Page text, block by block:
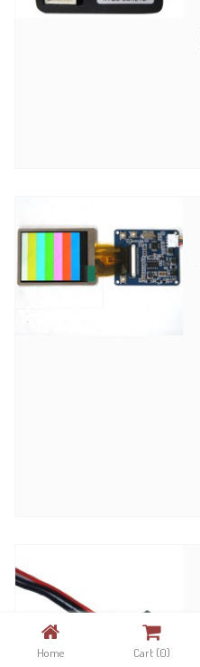
Home Cart (0)